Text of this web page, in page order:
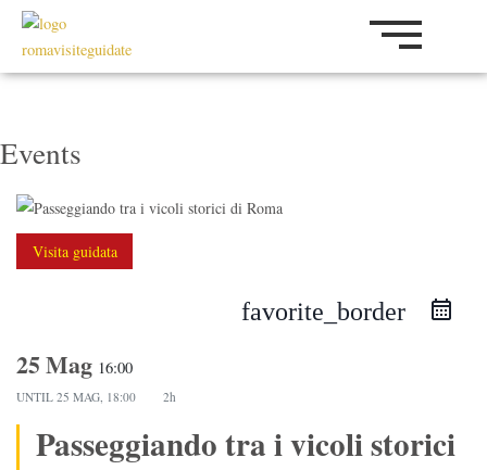
Events
Visita guidata
favorite_border
25 Mag 16:00
UNTIL 25 MAG, 18:00 2h
Passeggiando tra i vicoli storici